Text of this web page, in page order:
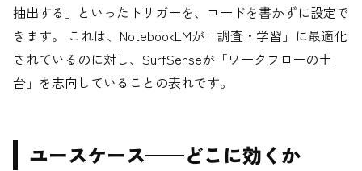
抽出する」といったトリガーを、コードを書かずに設定で
きます。 これは、NotebookLMが「調査・学習」に最適化
されているのに対し、SurfSenseが「ワークフローの土
台」を志向していることの表れです。
ユースケース——どこに効くか